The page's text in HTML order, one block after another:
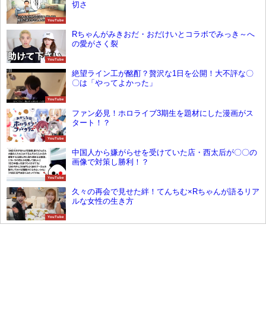
YouTube
切さ
YouTube
Rちゃんがみきおだ・おだけいとコラボでみっき～へ
の愛がさく裂
YouTube
絶望ライン工が酩酊？贅沢な1日を公開！大不評な〇
〇は「やってよかった」
YouTube
ファン必見！ホロライブ3期生を題材にした漫画がス
タート！？
YouTube
中国人から嫌がらせを受けていた店・西太后が〇〇の
画像で対策し勝利！？
YouTube
久々の再会で見せた絆！てんちむ×Rちゃんが語るリア
ルな女性の生き方